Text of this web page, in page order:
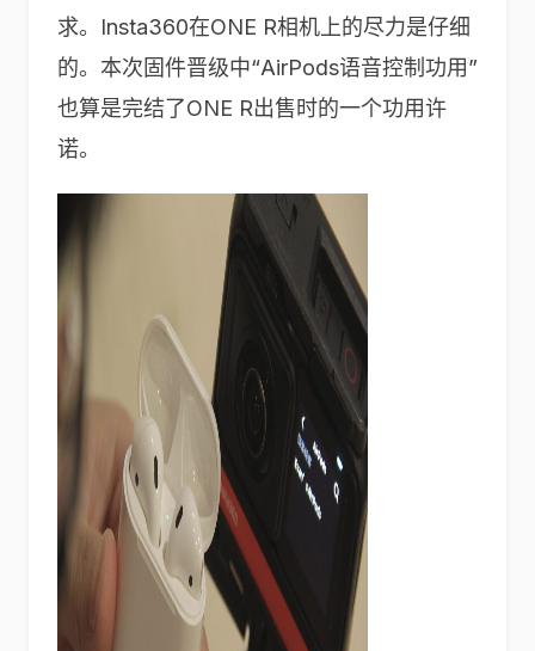
求。Insta360在ONE R相机上的尽力是仔细
的。本次固件晋级中“AirPods语音控制功用”
也算是完结了ONE R出售时的一个功用许
诺。